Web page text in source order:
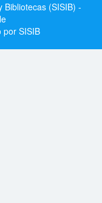
Bibliotecas (SISIB) -
por SISIB